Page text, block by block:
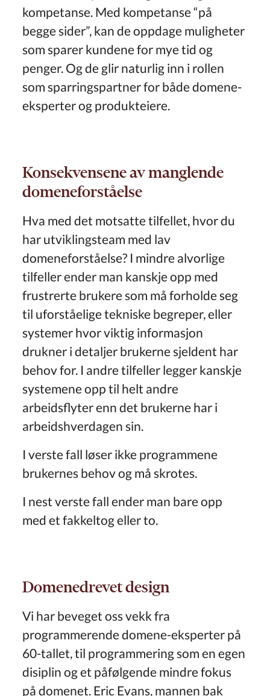
kompetanse. Med kompetanse “på
begge sider”, kan de oppdage muligheter
som sparer kundene for mye tid og
penger. Og de glir naturlig inn i rollen
som sparringspartner for både domene-
eksperter og produkteiere.
Konsekvensene av manglende
domeneforståelse
Hva med det motsatte tilfellet, hvor du
har utviklingsteam med lav
domeneforståelse? I mindre alvorlige
tilfeller ender man kanskje opp med
frustrerte brukere som må forholde seg
til uforståelige tekniske begreper, eller
systemer hvor viktig informasjon
drukner i detaljer brukerne sjeldent har
behov for. I andre tilfeller legger kanskje
systemene opp til helt andre
arbeidsflyter enn det brukerne har i
arbeidshverdagen sin.
I verste fall løser ikke programmene
brukernes behov og må skrotes.
I nest verste fall ender man bare opp
med et fakkeltog eller to.
Domenedrevet design
Vi har beveget oss vekk fra
programmerende domene-eksperter på
60-tallet, til programmering som en egen
disiplin og et påfølgende mindre fokus
på domenet. Eric Evans, mannen bak